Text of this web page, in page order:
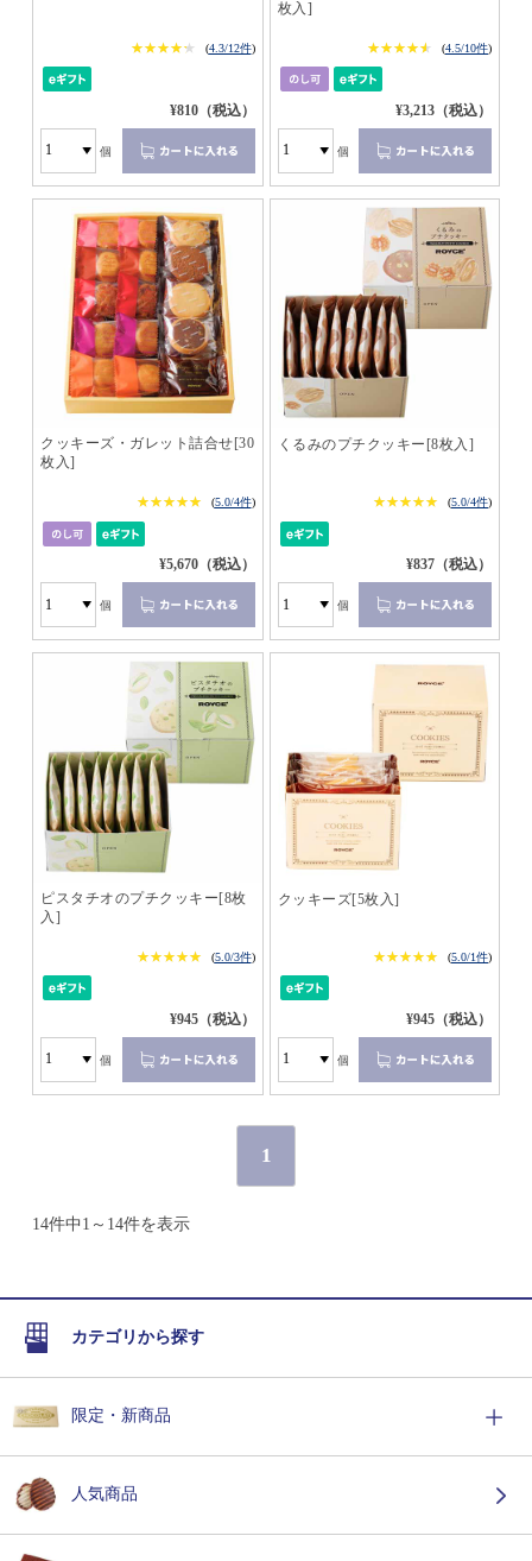
★★★★★
★★★★★ (4.3/12件)
¥810（税込）
個
枚入]
★★★★★
★★★★★ (4.5/10件)
¥3,213（税込）
個
クッキーズ・ガレット詰合せ[30
枚入]
★★★★★
★★★★★ (5.0/4件)
¥5,670（税込）
個
くるみのプチクッキー[8枚入]
★★★★★
★★★★★ (5.0/4件)
¥837（税込）
個
ピスタチオのプチクッキー[8枚
入]
★★★★★
★★★★★ (5.0/3件)
¥945（税込）
個
クッキーズ[5枚入]
★★★★★
★★★★★ (5.0/1件)
¥945（税込）
個
1
14件中1～14件を表示
カテゴリから探す
限定・新商品
人気商品